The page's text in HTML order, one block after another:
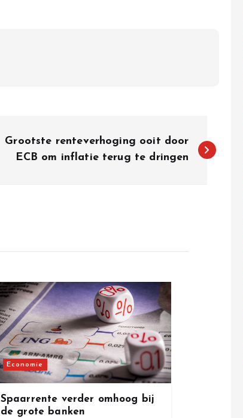
Grootste renteverhoging ooit door
ECB om inflatie terug te dringen
Economie
Spaarrente verder omhoog bij
de grote banken